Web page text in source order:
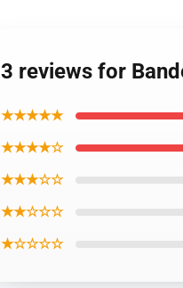
3 reviews for
★★★★★
★★★★☆
★★★☆☆
★★☆☆☆
★☆☆☆☆